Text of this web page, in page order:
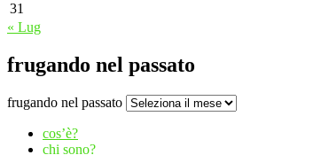
31
« Lug
frugando nel passato
frugando nel passato
cos’è?
chi sono?